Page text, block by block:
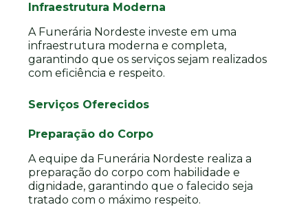
Infraestrutura Moderna
A Funerária Nordeste investe em uma
infraestrutura moderna e completa,
garantindo que os serviços sejam realizados
com eficiência e respeito.
Serviços Oferecidos
Preparação do Corpo
A equipe da Funerária Nordeste realiza a
preparação do corpo com habilidade e
dignidade, garantindo que o falecido seja
tratado com o máximo respeito.